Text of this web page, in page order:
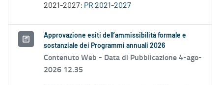
2021-2027: PR 2021-2027
Approvazione esiti dell’ammissibilità formale e
sostanziale dei Programmi annuali 2026
Contenuto Web - Data di Pubblicazione 4-ago-
2026 12.35